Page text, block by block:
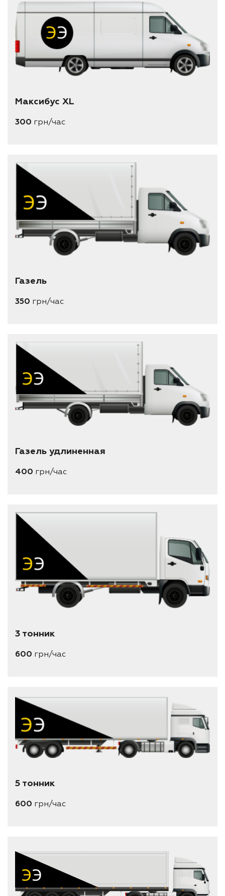
Максибус XL
300 грн/час
Газель
350 грн/час
Газель удлиненная
400 грн/час
ширина 1.95 метра
высота 2-2.3 метра
вместимость 6 паллеты евро (1.2*0.8)
3 тонник
600 грн/час
5 тонник
600 грн/час